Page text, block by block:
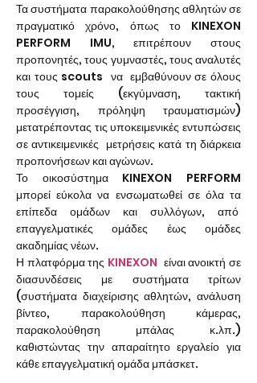
Τα συστήματα παρακολούθησης αθλητών σε
πραγματικό χρόνο, όπως το KINEXON
PERFORM IMU, επιτρέπουν στους
προπονητές, τους γυμναστές, τους αναλυτές
και τους scouts  να  εμβαθύνουν σε όλους
τους τομείς (εκγύμναση, τακτική
προσέγγιση, πρόληψη τραυματισμών)
μετατρέποντας τις υποκειμενικές εντυπώσεις
σε αντικειμενικές  μετρήσεις κατά τη διάρκεια
προπονήσεων και αγώνων.
Το οικοσύστημα KINEXON PERFORM
μπορεί εύκολα να ενσωματωθεί σε όλα τα
επίπεδα ομάδων και συλλόγων, από
επαγγελματικές ομάδες έως ομάδες
ακαδημίας νέων.
Η πλατφόρμα της KINEXON είναι ανοικτή σε
διασυνδέσεις με συστήματα τρίτων
(συστήματα διαχείρισης αθλητών, ανάλυση
βίντεο, παρακολούθηση κάμερας,
παρακολούθηση μπάλας κ.λπ.)
καθιστώντας την απαραίτητο εργαλείο για
κάθε επαγγελματική ομάδα μπάσκετ.